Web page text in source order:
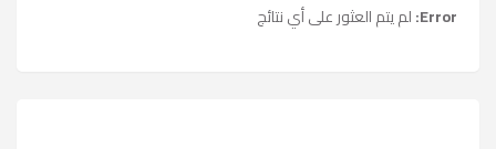
Error: لم يتم العثور على أي نتائج